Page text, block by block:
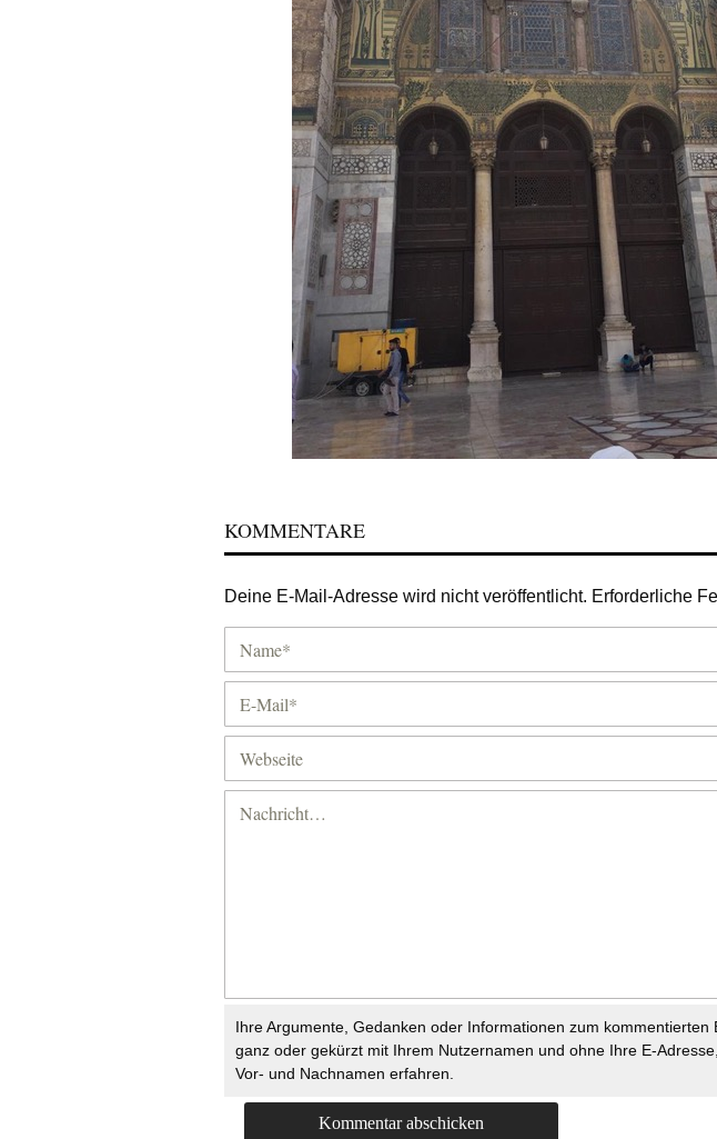
KOMMENTARE
Deine E-Mail-Adresse wird nicht veröffentlicht. Erforderliche
Ihre Argumente, Gedanken oder Informationen zum kommentierten
ganz oder gekürzt mit Ihrem Nutzernamen und ohne Ihre E-
Vor- und Nachnamen erfahren.